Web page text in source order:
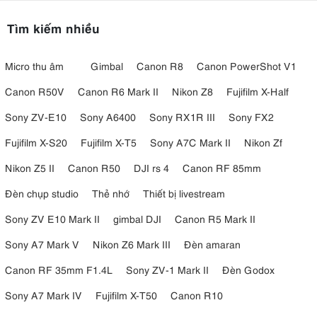
hơn.
3.5. Sáng tạo với LUT thời gian thực
Với quyền truy cập vào LUT thời gian thực được cải tiến trên Lumix
GH7, bạn có thể tạo ra những bức ảnh và video biểu cảm ngay từ
Tìm kiếm nhiều
Micro thu âm Gimbal Canon R8
Canon PowerShot V1
Canon R50V
Canon R6 Mark II Nikon Z8
Fujifilm X-Half
Sony ZV-E10
Sony A6400 Sony RX1R III
Sony FX2
Fujifilm X-S20
Fujifilm X-T5 Sony A7C Mark II
Nikon Zf
Nikon Z5 II
Canon R50 DJI rs 4
Canon RF 85mm
Đèn chụp studio
Thẻ nhớ
Thiết bị livestream
Sony ZV E10 Mark II
gimbal DJI
Canon R5 Mark II
Sony A7 Mark V
Nikon Z6 Mark III
Đèn amaran
Canon RF 35mm F1.4L
Sony ZV-1 Mark II
Đèn Godox
Sony A7 Mark IV
Fujifilm X-T50
Canon R10